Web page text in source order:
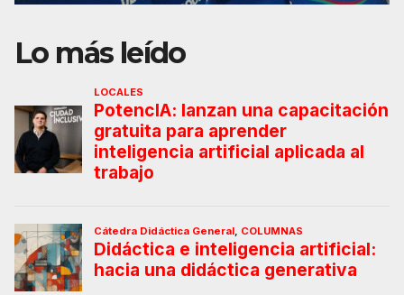
Lo más leído